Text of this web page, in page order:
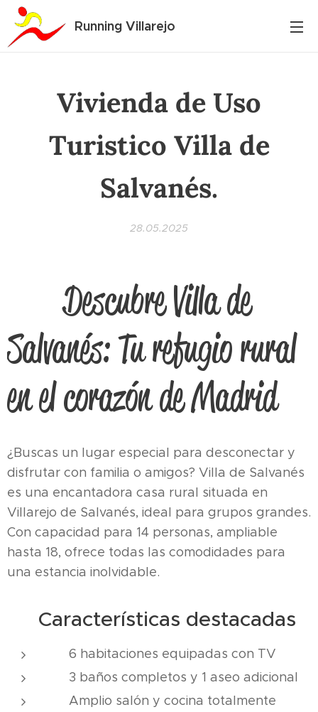
Running Villarejo
Vivienda de Uso
Turistico Villa de
Salvanés.
28.05.2025
🏡 Descubre Villa de
Salvanés: Tu refugio rural
en el corazón de Madrid
¿Buscas un lugar especial para desconectar y
disfrutar con familia o amigos? Villa de Salvanés
es una encantadora casa rural situada en
Villarejo de Salvanés, ideal para grupos grandes.
Con capacidad para 14 personas, ampliable
hasta 18, ofrece todas las comodidades para
una estancia inolvidable.
✨ Características destacadas
🛏️ 6 habitaciones equipadas con TV
🛁 3 baños completos y 1 aseo adicional
🛋️ Amplio salón y cocina totalmente